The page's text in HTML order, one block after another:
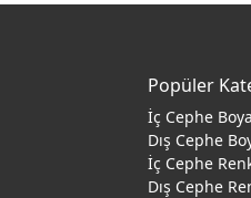
Popüler
İç Cephe
Dış Cephe
İç Cephe
Dış Cephe